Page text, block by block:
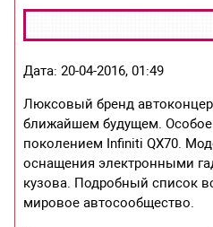
Дата: 20-04-2016, 01:49
Люксовый бренд
ближайшем будущем. Особое
поколением Infiniti QX70.
оснащения электронными
кузова. Подробный список
мировое автосообщество.